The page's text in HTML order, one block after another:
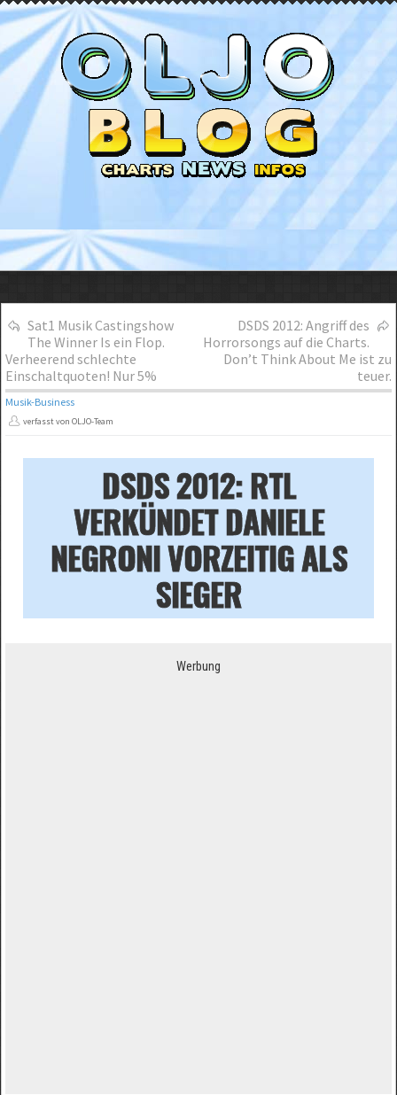
Sat1 Musik Castingshow
The Winner Is ein Flop.
Verheerend schlechte
Einschaltquoten! Nur 5%
DSDS 2012: Angriff des
Horrorsongs auf die Charts.
Don’t Think About Me ist zu
teuer.
Musik-Business
verfasst von OLJO-Team
DSDS 2012: RTL
VERKÜNDET DANIELE
NEGRONI VORZEITIG ALS
SIEGER
Werbung